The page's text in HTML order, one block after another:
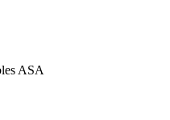
ASA